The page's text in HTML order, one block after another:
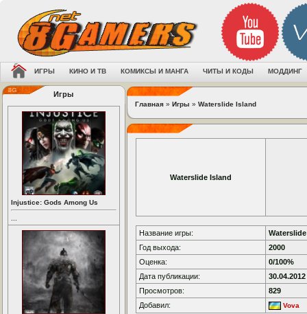
ИГРЫ КИНО И ТВ КОМИКСЫ И МАНГА ЧИТЫ И КОДЫ МОДДИНГ
Игры
Injustice: Gods Among Us
Главная » Игры » Waterslide Island
Waterslide Island
Название игры:
Год выхода:
2000
Оценка:
0/100%
Дата публикации:
30.04.2012
Просмотров:
829
Добавил:
Vova